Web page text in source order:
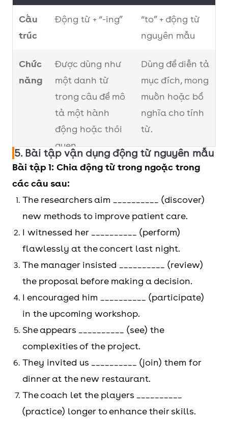
Cấu
trúc
Động từ + “-ing”
“to” + động từ
nguyên mẫu
Chức
năng
Được dùng như
một danh từ
trong câu để mô
tả một hành
động hoặc thói
quen.
Dùng để diễn tả
mục đích, mong
muốn hoặc bổ
nghĩa cho tính
từ.
Cách
dùng
Theo sau giới từ.
Đứng sau các
động từ diễn tả
sở thích hoặc
thói quen.
Dùng để chỉ các
hoạt động
thường xuyên
hoặc thói quen.
Theo sau các
mong muốn
hoặc mục đích.
Đứng sau tính
từ
Được dùng
trong câu điều
kiện không
Ví dụ Practicingyoga
contributes
significantly to
maintaining a
balanced
enhancehis
professional
skills in the
competitive job
5. Bài tập vận dụng động từ nguyên mẫu
Bài tập 1: Chia động từ trong ngoặc trong
các câu sau:
The researchers aim __________ (discover)
new methods to improve patient care.
I witnessed her __________ (perform)
flawlessly at the concert last night.
The manager insisted __________ (review)
the proposal before making a decision.
I encouraged him __________ (participate)
in the upcoming workshop.
She appears __________ (see) the
complexities of the project.
They invited us __________ (join) them for
dinner at the new restaurant.
The coach let the players __________
(practice) longer to enhance their skills.